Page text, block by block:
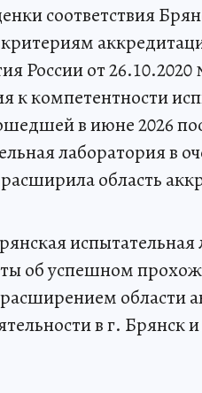
соответствия
России от
к компетентности
в июне 2026
лаборатория в
область
об успешном
области
в г.